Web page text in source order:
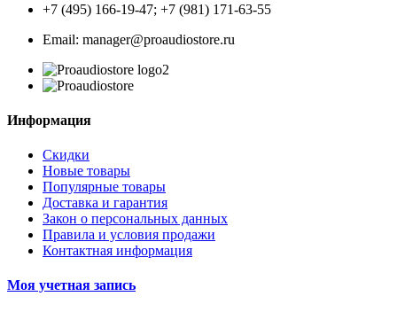
+7 (495) 166-19-47; +7 (981) 171-63-55
Email: manager@proaudiostore.ru
Информация
Скидки
Новые товары
Популярные товары
Доставка и гарантия
Закон о персональных данных
Правила и условия продажи
Контактная информация
Моя учетная запись